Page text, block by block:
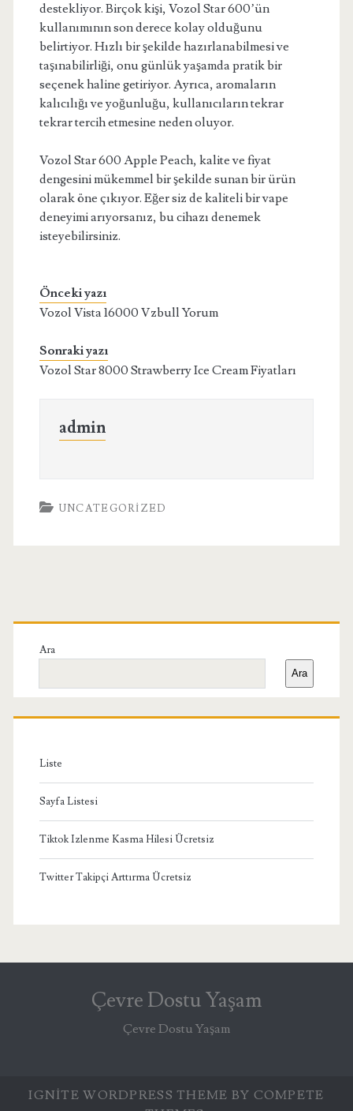
destekliyor. Birçok kişi, Vozol Star 600’ün
kullanımının son derece kolay olduğunu
belirtiyor. Hızlı bir şekilde hazırlanabilmesi ve
taşınabilirliği, onu günlük yaşamda pratik bir
seçenek haline getiriyor. Ayrıca, aromaların
kalıcılığı ve yoğunluğu, kullanıcıların tekrar
tekrar tercih etmesine neden oluyor.
Vozol Star 600 Apple Peach, kalite ve fiyat
dengesini mükemmel bir şekilde sunan bir ürün
olarak öne çıkıyor. Eğer siz de kaliteli bir vape
deneyimi arıyorsanız, bu cihazı denemek
isteyebilirsiniz.
Önceki yazı
Vozol Vista 16000 Vzbull Yorum
Sonraki yazı
Vozol Star 8000 Strawberry Ice Cream Fiyatları
admin
UNCATEGORIZED
Birincil
Yan
Menü
Ara
Ara
Liste
Sayfa Listesi
Tiktok Izlenme Kasma Hilesi Ücretsiz
Twitter Takipçi Arttırma Ücretsiz
Çevre Dostu Yaşam
Çevre Dostu Yaşam
IGNITE WORDPRESS THEME BY COMPETE